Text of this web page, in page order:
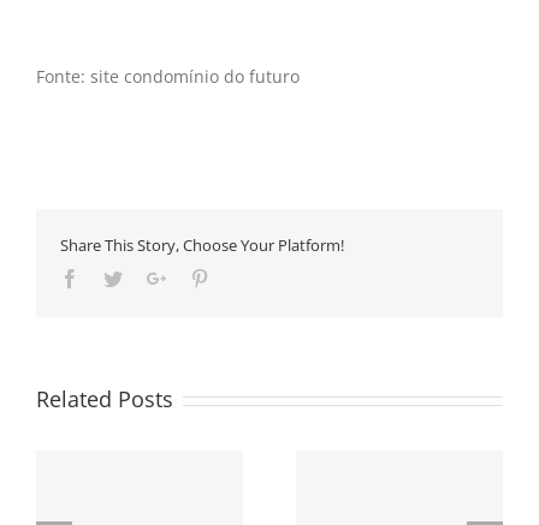
Fonte: site condomínio do futuro
Share This Story, Choose Your Platform!
Facebook
TwitterGoogle+
Related Posts